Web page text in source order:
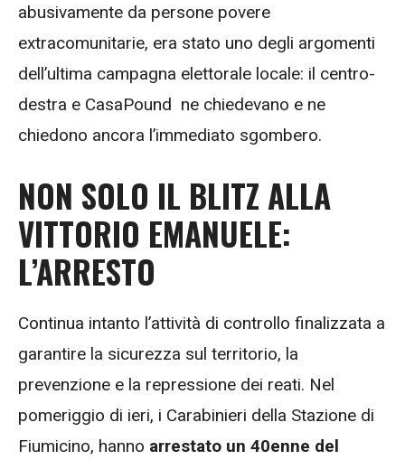
abusivamente da persone povere
extracomunitarie, era stato uno degli argomenti
dell’ultima campagna elettorale locale: il centro-
destra e CasaPound ne chiedevano e ne
chiedono ancora l’immediato sgombero.
NON SOLO IL BLITZ ALLA
VITTORIO EMANUELE:
L’ARRESTO
Continua intanto l’attività di controllo finalizzata a
garantire la sicurezza sul territorio, la
prevenzione e la repressione dei reati. Nel
pomeriggio di ieri, i Carabinieri della Stazione di
Fiumicino, hanno arrestato un 40enne del